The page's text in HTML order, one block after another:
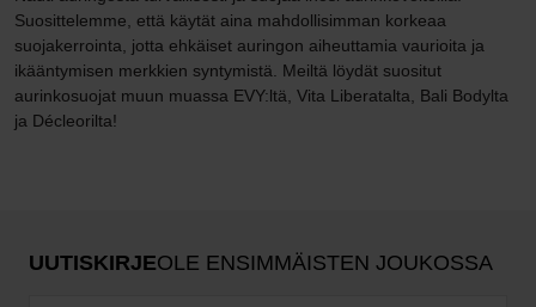
Suosittelemme, että käytät aina mahdollisimman korkeaa
suojakerrointa, jotta ehkäiset auringon aiheuttamia vaurioita ja
ikääntymisen merkkien syntymistä. Meiltä löydät suositut
aurinkosuojat muun muassa EVY:ltä, Vita Liberatalta, Bali Bodylta
ja Décleorilta!
UUTISKIRJEOLE ENSIMMÄISTEN JOUKOSSA